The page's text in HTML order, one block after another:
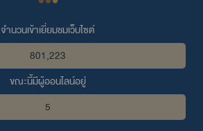
จำนวนเข้าเยี่ยมชมเว็บไซต์
801,223
ขณะนี้มีผู้ออนไลน์อยู่
5